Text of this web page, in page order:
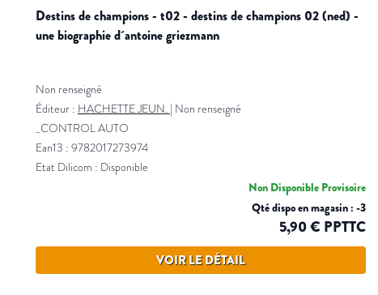
destins de champions - t02 - destins de champions 02 (ned) -
une biographie d´antoine griezmann
Non renseigné
Éditeur : HACHETTE JEUN. | Non renseigné
_CONTROL AUTO
Ean13 : 9782017273974
Etat Dilicom : Disponible
Non Disponible Provisoire
Qté dispo en magasin : -3
5,90 € PPTTC
VOIR LE DÉTAIL